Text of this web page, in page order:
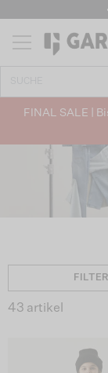
FINAL SALE |
FILTER
43 artikel